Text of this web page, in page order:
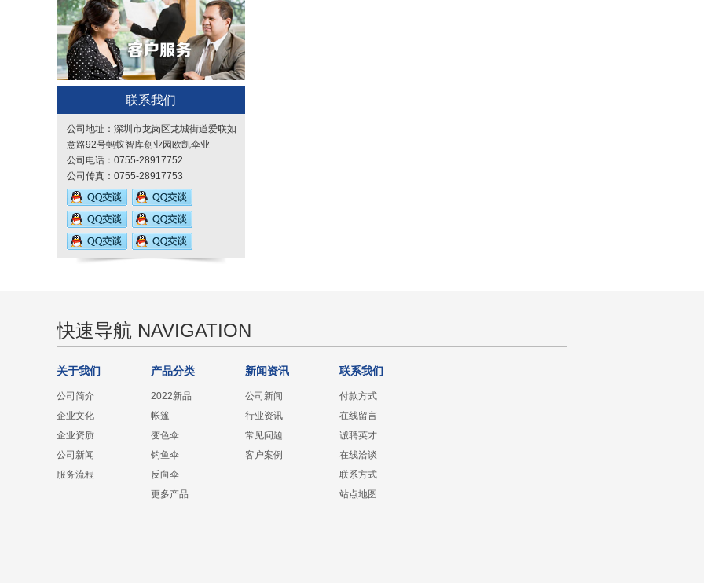
联系我们
公司地址：深圳市龙岗区龙城街道爱联如
意路92号蚂蚁智库创业园欧凯伞业
公司电话：0755-28917752
公司传真：0755-28917753
快速导航 NAVIGATION
关于我们
公司简介
企业文化
企业资质
公司新闻
服务流程
产品分类
2022新品
帐篷
变色伞
钓鱼伞
反向伞
更多产品
新闻资讯
公司新闻
行业资讯
常见问题
客户案例
联系我们
付款方式
在线留言
诚聘英才
在线洽谈
联系方式
站点地图